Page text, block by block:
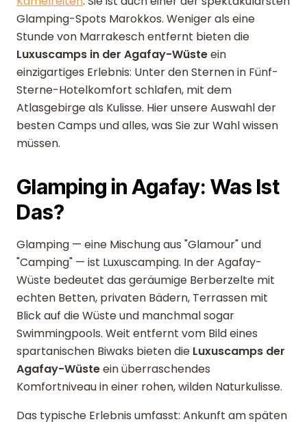
Glamping-Spots Marokkos. Weniger als eine
Stunde von Marrakesch entfernt bieten die
Luxuscamps in der Agafay-Wüsteein
einzigartiges Erlebnis: Unter den Sternen in Fünf-
Sterne-Hotelkomfort schlafen, mit dem
Atlasgebirge als Kulisse. Hier unsere Auswahl der
besten Camps und alles, was Sie zur Wahl wissen
müssen.
Glamping in Agafay: Was Ist
Das?
Glamping — eine Mischung aus "Glamour" und
"Camping" — ist Luxuscamping. In der Agafay-
Wüste bedeutet das geräumige Berberzelte mit
echten Betten, privaten Bädern, Terrassen mit
Blick auf die Wüste und manchmal sogar
Swimmingpools. Weit entfernt vom Bild eines
spartanischen Biwaks bieten die Luxuscamps der
Agafay-Wüsteein überraschendes
Komfortniveau in einer rohen, wilden Naturkulisse.
Das typische Erlebnis umfasst: Ankunft am späten